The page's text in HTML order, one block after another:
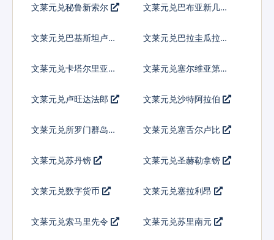
文莱元兑秘鲁新索尔
文莱元兑巴布亚新几内
文莱元兑巴基斯坦卢比 文莱元兑巴拉圭瓜拉尼
文莱元兑卡塔尔里亚尔
文莱元兑塞尔维亚第纳
文莱元兑卢旺达法郎 文莱元兑沙特阿拉伯
文莱元兑所罗门群岛元 文莱元兑塞舌尔卢比
文莱元兑苏丹镑 文莱元兑圣赫勒拿镑
文莱元兑数字货币 文莱元兑塞拉利昂
文莱元兑索马里先令 文莱元兑苏里南元